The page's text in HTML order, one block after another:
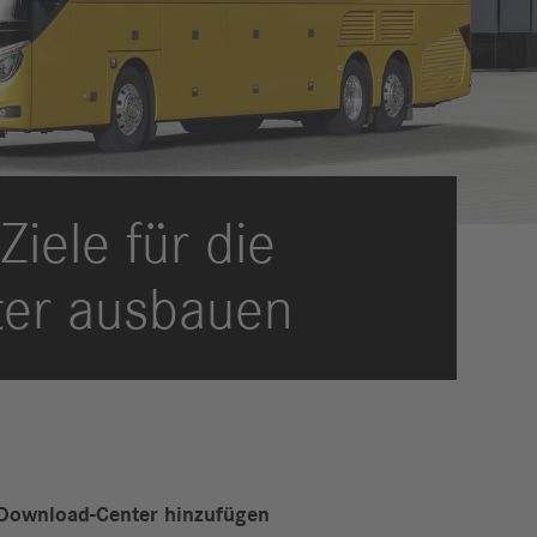
Meldungen
für die
ausbauen
Center hinzufügen